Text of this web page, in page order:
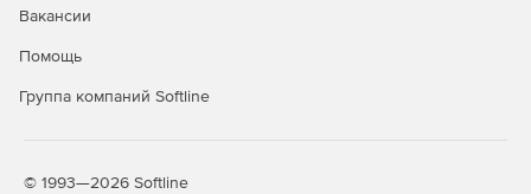
Вакансии
Помощь
Группа компаний Softline
© 1993—2026 Softline